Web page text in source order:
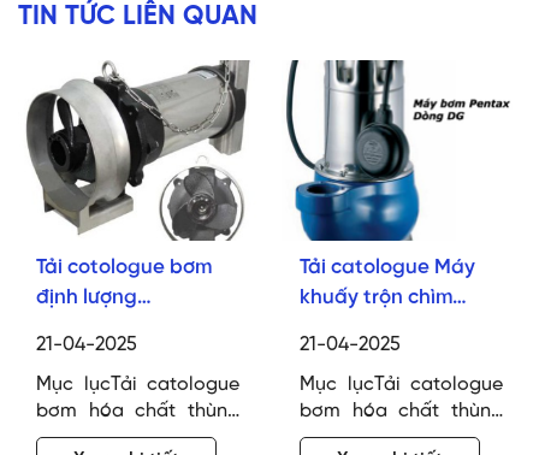
TIN TỨC LIÊN QUAN
Tải cotologue bơm
định lượng
21-04-2025
Mục lụcTải catologue
bơm hóa chất thùng
phuy FTI Tải cotologue
Tải catologue Máy
khuấy trộn chìm
21-04-2025
Mục lụcTải catologue
bơm hóa chất thùng
phuy FTI Tải